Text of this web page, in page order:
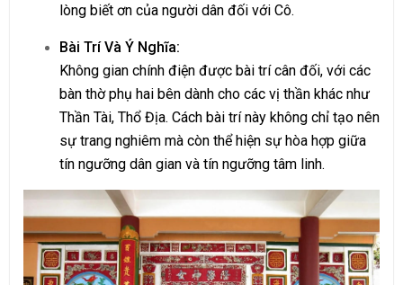
lòng biết ơn của người dân đối với Cô.
Bài Trí Và Ý Nghĩa:
Không gian chính điện được bài trí cân đối, với các
bàn thờ phụ hai bên dành cho các vị thần khác như
Thần Tài, Thổ Địa. Cách bài trí này không chỉ tạo nên
sự trang nghiêm mà còn thể hiện sự hòa hợp giữa
tín ngưỡng dân gian và tín ngưỡng tâm linh.